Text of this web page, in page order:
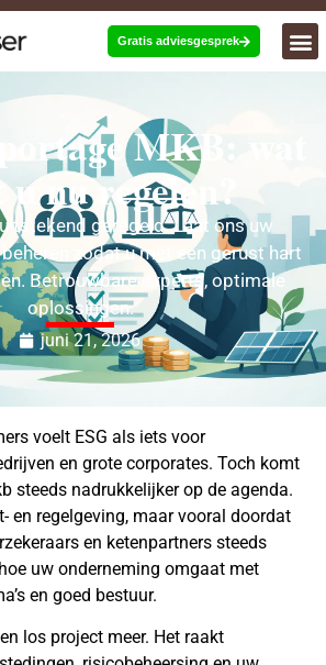
Gratis adviesgesprek
MKB: wat
u nu regelen?
geregeld. Laat ons uw
zodat u met een gerust hart
Betrouwbare experts, optimale
oplossingen.
juni 21, 2026
voelt ESG als iets voor
en grote corporates. Toch komt
steeds nadrukkelijker op de agenda.
en regelgeving, maar vooral doordat
en ketenpartners steeds
uw onderneming omgaat met
en goed bestuur.
los project meer. Het raakt